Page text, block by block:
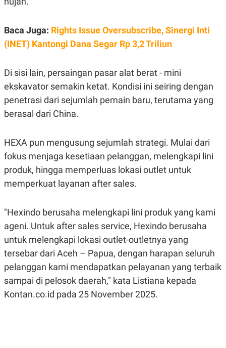
A
E
T
A
E
T
E
N
E
P
A
E
D
V
E
R
I
N
G
E
A
I
SITEMAP PROFILE
TERM
OF
USE
Baca Juga: Rights Issue Oversubscribe, Sinergi Inti
(INET) Kantongi Dana Segar Rp 3,2 Triliun
Di sisi lain, persaingan pasar alat berat - mini
ekskavator semakin ketat. Kondisi ini seiring dengan
penetrasi dari sejumlah pemain baru, terutama yang
berasal dari China.
HEXA pun mengusung sejumlah strategi. Mulai dari
fokus menjaga kesetiaan pelanggan, melengkapi lini
produk, hingga memperluas lokasi outlet untuk
memperkuat layanan after sales.
"Hexindo berusaha melengkapi lini produk yang kami
ageni. Untuk after sales service, Hexindo berusaha
untuk melengkapi lokasi outlet-outletnya yang
tersebar dari Aceh – Papua, dengan harapan seluruh
pelanggan kami mendapatkan pelayanan yang terbaik
sampai di pelosok daerah," kata Listiana kepada
Kontan.co.id pada 25 November 2025.